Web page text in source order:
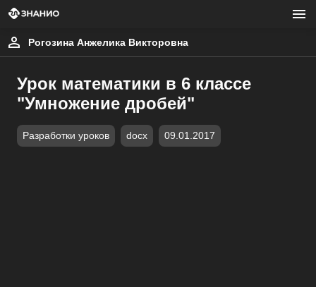
Рогозина Анжелика Викторовна
Урок математики в 6 классе
"Умножение дробей"
Разработки уроков docx 09.01.2017